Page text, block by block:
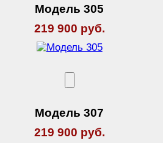
Модель 305
219 900 руб.
Модель 307
219 900 руб.